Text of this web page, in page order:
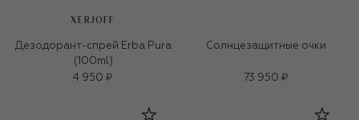
XERJOFF
Дезодорант-спрей Erba Pura
(100ml)
4 950 ₽
Солнцезащитные очки
73 950 ₽